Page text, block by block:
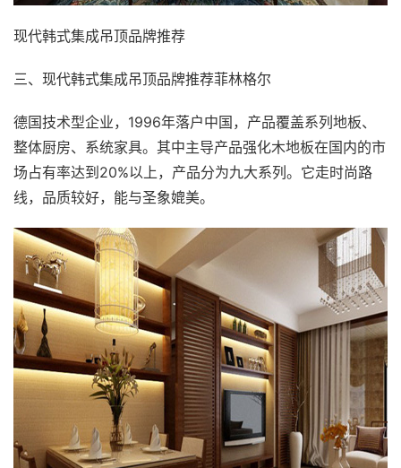
现代韩式集成吊顶品牌推荐
三、现代韩式集成吊顶品牌推荐菲林格尔
德国技术型企业，1996年落户中国，产品覆盖系列地板、
整体厨房、系统家具。其中主导产品强化木地板在国内的市
场占有率达到20%以上，产品分为九大系列。它走时尚路
线，品质较好，能与圣象媲美。